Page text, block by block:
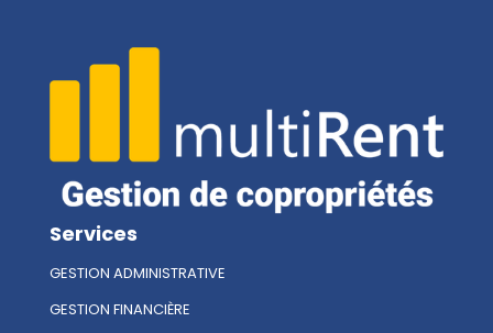
Services
GESTION ADMINISTRATIVE
GESTION FINANCIÈRE